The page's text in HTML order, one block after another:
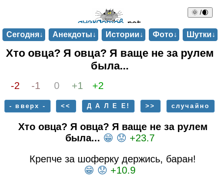
🌞 /🌒
Сегодня↓ Анекдоты↓ Истории↓ Фото↓ Шутки↓
Хто овца? Я овца? Я ваще не за рулем
была...
-2 -1 0 +1 +2
- вверх - << Д А Л Е Е! >> случайно
Хто овца? Я овца? Я ваще не за рулем
была... 😁 😟 +23.7
Крепче за шоферку держись, баран!
😁 😟 +10.9